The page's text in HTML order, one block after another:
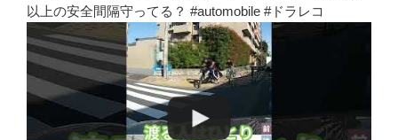
以上の安全間隔守ってる？ #automobile #ドラレコ